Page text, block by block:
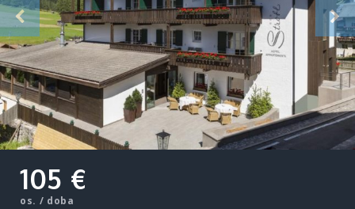
105 €
os. / doba